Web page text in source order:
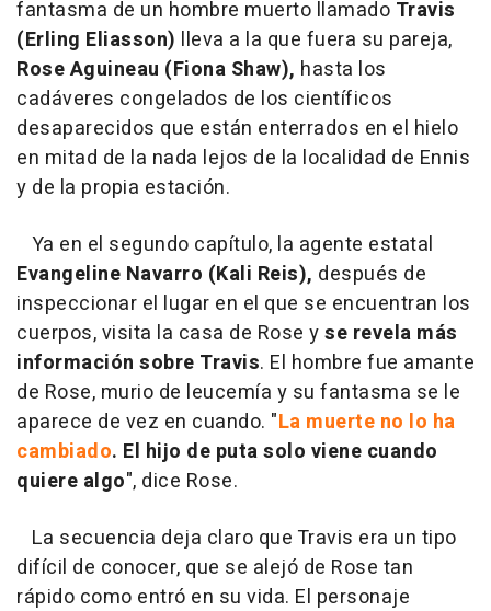
fantasma de un hombre muerto llamado Travis
(Erling Eliasson) lleva a la que fuera su pareja,
Rose Aguineau (Fiona Shaw), hasta los
cadáveres congelados de los científicos
desaparecidos que están enterrados en el hielo
en mitad de la nada lejos de la localidad de Ennis
y de la propia estación.
Ya en el segundo capítulo, la agente estatal
Evangeline Navarro (Kali Reis), después de
inspeccionar el lugar en el que se encuentran los
cuerpos, visita la casa de Rose yse revela más
información sobre Travis. El hombre fue amante
de Rose, murio de leucemía y su fantasma se le
aparece de vez en cuando. "La muerte no lo ha
cambiado. El hijo de puta solo viene cuando
quiere algo", dice Rose.
La secuencia deja claro que Travis era un tipo
difícil de conocer, que se alejó de Rose tan
rápido como entró en su vida. El personaje